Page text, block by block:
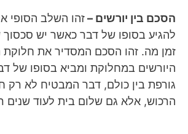
הסכם בין יורשים –זהו השלב הסופי
להגיע בסופו של דבר כאשר יש סכסוך
זמן מה. זהו הסכם המסדיר את חלוקת
היורשים במחלוקת ומביא בסופו של
גורפת בין כולם, דבר המבטיח לא רק
הרכוש, אלא גם שלום בית לעוד שנים